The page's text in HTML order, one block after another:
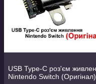
USB Type-C роз'єм
Nintendo Switch (Оригінал)